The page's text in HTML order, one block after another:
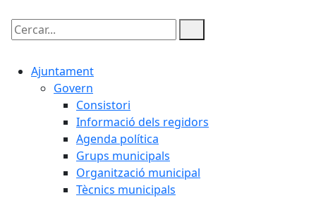
Cercar:
Ajuntament
Govern
Consistori
Informació dels regidors
Agenda política
Grups municipals
Organització municipal
Tècnics municipals